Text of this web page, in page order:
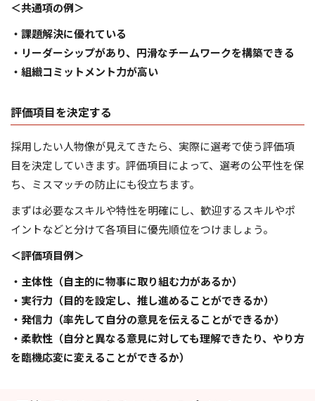
＜共通項の例＞
・課題解決に優れている
・リーダーシップがあり、円滑なチームワークを構築できる
・組織コミットメント力が高い
評価項目を決定する
採用したい人物像が見えてきたら、実際に選考で使う評価項
目を決定していきます。評価項目によって、選考の公平性を保
ち、ミスマッチの防止にも役立ちます。
まずは必要なスキルや特性を明確にし、歓迎するスキルやポ
イントなどと分けて各項目に優先順位をつけましょう。
＜評価項目例＞
・主体性（自主的に物事に取り組む力があるか）
・実行力（目的を設定し、推し進めることができるか）
・発信力（率先して自分の意見を伝えることができるか）
・柔軟性（自分と異なる意見に対しても理解できたり、やり方
を臨機応変に変えることができるか）